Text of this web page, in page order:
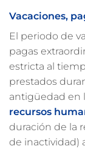
Vacaciones,
El periodo de
pagas
estricta al
prestados
antigüedad en
recursos
duración de la
de inactividad)